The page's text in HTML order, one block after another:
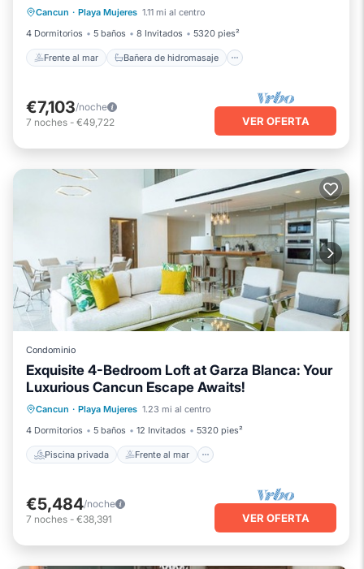
Cancun · Playa Mujeres 1.11 mi al centro
4 Dormitorios
5 baños 8 Invitados 5320 pies²
Frente al mar Bañera de hidromasaje
Desayuno
Aparcamiento
€7,103/noche
7 noches - €49,722 VER OFERTA
Condominio
Exquisite 4-Bedroom Loft at Garza Blanca: Your
Luxurious Cancun Escape Awaits!
Cancun · Playa Mujeres 1.23 mi al centro
4 Dormitorios
5 baños 12 Invitados 5320 pies²
Piscina privada Frente al mar
Piscina privada
Frente al mar
Bañera de hidromasaje
Desayuno
€5,484/noche
7 noches - €38,391 VER OFERTA